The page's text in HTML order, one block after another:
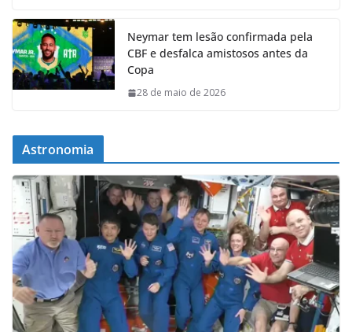
Neymar tem lesão confirmada pela
CBF e desfalca amistosos antes da
Copa
28 de maio de 2026
Astronomia